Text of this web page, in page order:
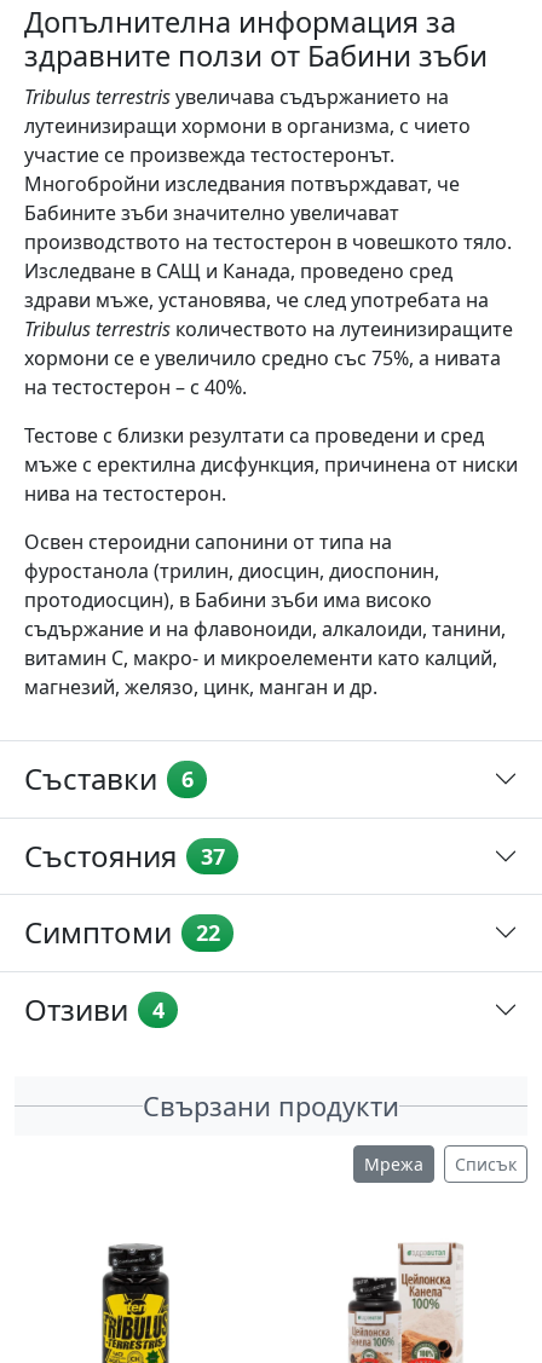
Допълнителна информация за
здравните ползи от Бабини зъби
Tribulus terrestrisувеличава съдържанието на
лутеинизиращи хормони в организма, с чието
участие се произвежда тестостеронът.
Многобройни изследвания потвърждават, че
Бабините зъби значително увеличават
производството на тестостерон в човешкото тяло.
Изследване в САЩ и Канада, проведено сред
здрави мъже, установява, че след употребата на
Tribulus terrestris количеството на лутеинизиращите
хормони се е увеличило средно със 75%, а нивата
на тестостерон – с 40%.
Тестове с близки резултати са проведени и сред
мъже с еректилна дисфункция, причинена от ниски
нива на тестостерон.
Освен стероидни сапонини от типа на
фуростанола (трилин, диосцин, диоспонин,
протодиосцин), в Бабини зъби има високо
съдържание и на флавоноиди, алкалоиди, танини,
витамин C, макро- и микроелементи като калций,
магнезий, желязо, цинк, манган и др.
Съставки 6
Състояния 37
Симптоми 22
Отзиви 4
Свързани продукти
Мрежа Списък